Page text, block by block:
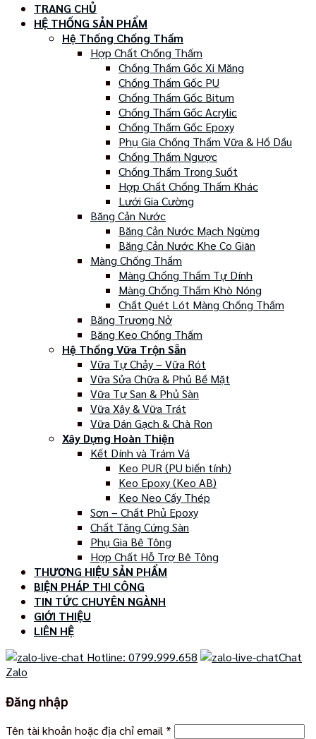
TRANG CHỦ
HỆ THỐNG SẢN PHẨM
Hệ Thống Chống Thấm
Hợp Chất Chống Thấm
Chống Thấm Gốc Xi Măng
Chống Thấm Gốc PU
Chống Thấm Gốc Bitum
Chống Thấm Gốc Acrylic
Chống Thấm Gốc Epoxy
Phụ Gia Chống Thấm Vữa & Hồ Dầu
Chống Thấm Ngược
Chống Thấm Trong Suốt
Hợp Chất Chống Thấm Khác
Lưới Gia Cường
Băng Cản Nước
Băng Cản Nước Mạch Ngừng
Băng Cản Nước Khe Co Giãn
Màng Chống Thấm
Màng Chống Thấm Tự Dính
Màng Chống Thấm Khò Nóng
Chất Quét Lót Màng Chống Thấm
Băng Trương Nở
Băng Keo Chống Thấm
Hệ Thống Vữa Trộn Sẵn
Vữa Tự Chảy – Vữa Rót
Vữa Sửa Chữa & Phủ Bề Mặt
Vữa Tự San & Phủ Sàn
Vữa Xây & Vữa Trát
Vữa Dán Gạch & Chà Ron
Xây Dựng Hoàn Thiện
Kết Dính và Trám Vá
Keo PUR (PU biến tính)
Keo Epoxy (Keo AB)
Keo Neo Cấy Thép
Sơn – Chất Phủ Epoxy
Chất Tăng Cứng Sàn
Phụ Gia Bê Tông
Hợp Chất Hỗ Trợ Bê Tông
THƯƠNG HIỆU SẢN PHẨM
BIỆN PHÁP THI CÔNG
TIN TỨC CHUYÊN NGÀNH
GIỚI THIỆU
LIÊN HỆ
Hotline: 0799.999.658
Chat
Zalo
Đăng nhập
Tên tài khoản hoặc địa chỉ email *